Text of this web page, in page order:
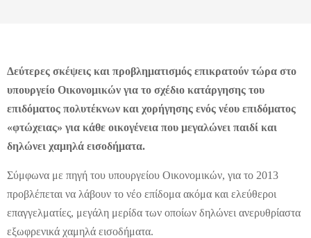
Δεύτερες σκέψεις και προβληματισμός επικρατούν τώρα στο
υπουργείο Οικονομικών για το σχέδιο κατάργησης του
επιδόματος πολυτέκνων και χορήγησης ενός νέου επιδόματος
«φτώχειας» για κάθε οικογένεια που μεγαλώνει παιδί και
δηλώνει χαμηλά εισοδήματα.
Σύμφωνα με πηγή του υπουργείου Οικονομικών, για το 2013
προβλέπεται να λάβουν το νέο επίδομα ακόμα και ελεύθεροι
επαγγελματίες, μεγάλη μερίδα των οποίων δηλώνει ανερυθρίαστα
εξωφρενικά χαμηλά εισοδήματα.